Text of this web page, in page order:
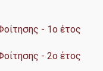
- 1οέτος
- 2οέτος